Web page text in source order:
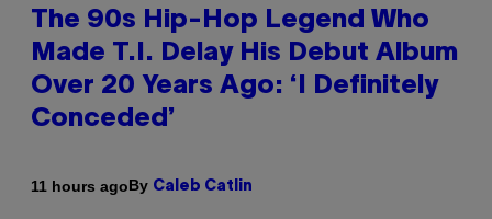
The 90s Hip-Hop Legend Who
Made T.I. Delay His Debut Album
Over 20 Years Ago: ‘I Definitely
Conceded’
11 hours agoBy Caleb Catlin